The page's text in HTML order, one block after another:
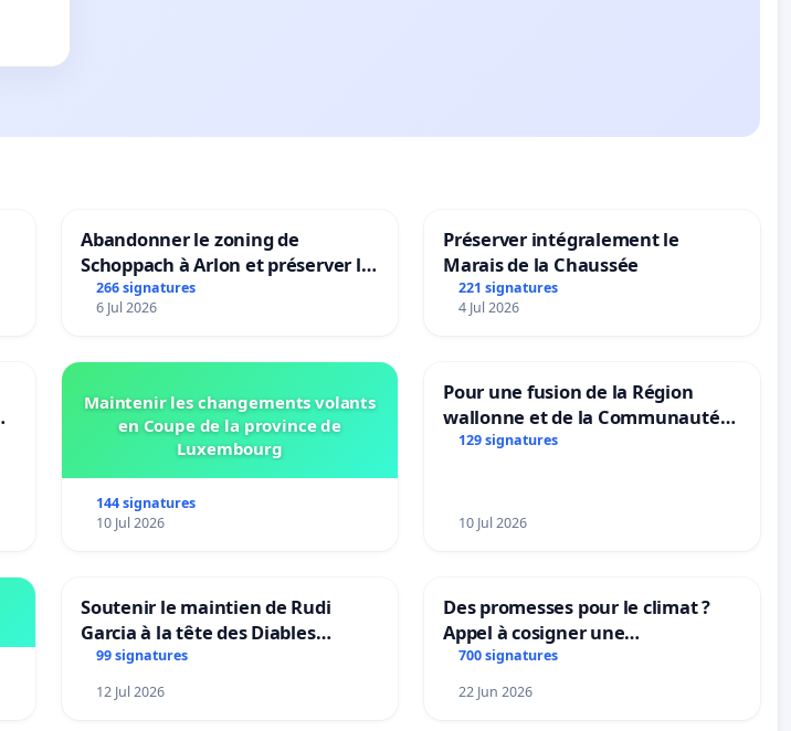
Abandonner le zoning de
Schoppach à Arlon et préserver le
site naturel
266 signatures
6 Jul 2026
Préserver intégralement le
Marais de la Chaussée
221 signatures
4 Jul 2026
Maintenir les changements volants
en Coupe de la province de
Luxembourg
144 signatures
10 Jul 2026
Pour une fusion de la Région
wallonne et de la Communauté
française (Fédération Wallonie-
129 signatures
10 Jul 2026
Soutenir le maintien de Rudi
Garcia à la tête des Diables
Rouges |Teken voor het behoud
van Rudi Garcia als bondscoach
99 signatures
12 Jul 2026
Des promesses pour le climat ?
Appel à cosigner une
interpellation des ministres
wallons du climat et de
l’environnement.
700 signatures
22 Jun 2026